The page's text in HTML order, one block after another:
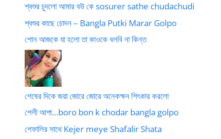
শ্বশুর চুদলো আমার বউ কে sosurer sathe chudachudi
শ্বশুর কাছে চোদন – Bangla Putki Marar Golpo
শোন আজকে যা হলো তা কাওকে বলবি না কিন্ত
শেষের দিকে জয়া জোরে জোরে অনেকক্ষন শিৎকার করলো
শেলী আপা…boro bon k chodar bangla golpo
শেফালির সাথে Kejer meye Shafalir Shata